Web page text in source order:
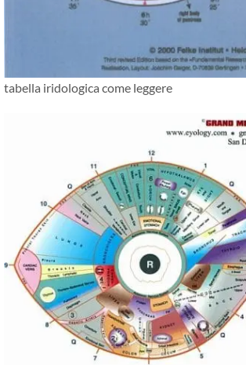
tabella iridologica come leggere